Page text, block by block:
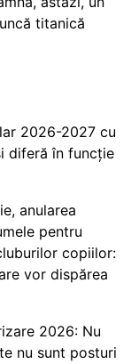
titanică
2026-2027 cu
diferă în funcție
anularea
pentru
copiilor:
vor dispărea
2026: Nu
nu sunt posturi